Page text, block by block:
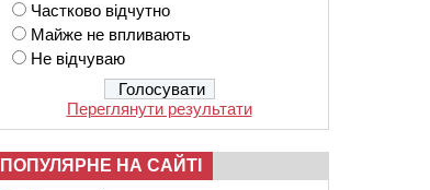
Частково відчутно
Майже не впливають
Не відчуваю
Переглянути результати
ПОПУЛЯРНЕ НА САЙТІ